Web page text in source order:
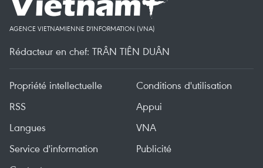
AGENCE VIETNAMIENNE D'INFORMATION (VNA)
Rédacteur en chef: TRÂN TIÊN DUÂN
Propriété intellectuelle
Conditions d'utilisation
RSS
Appui
Langues
VNA
Service d'information
Publicité